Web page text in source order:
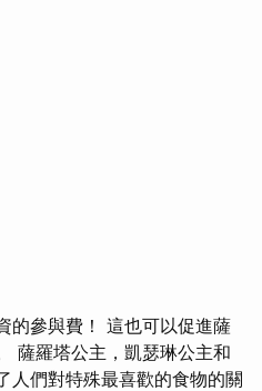
的參與費！ 這也可以促進薩
薩羅塔公主，凱瑟琳公主和
人們對特殊最喜歡的食物的關